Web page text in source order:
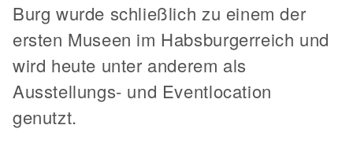
Burg wurde schließlich zu einem der
ersten Museen im Habsburgerreich und
wird heute unter anderem als
Ausstellungs- und Eventlocation
genutzt.